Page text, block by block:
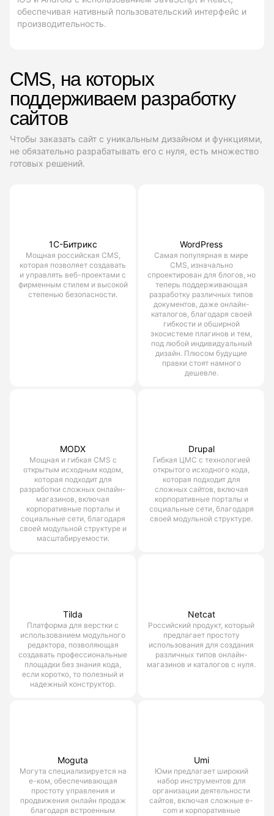
обеспечивая нативный пользовательский интерфейс и
производительность.
CMS, на которых
поддерживаем разработку
сайтов
Чтобы заказать сайт с уникальным дизайном и функциями,
не обязательно разрабатывать его с нуля, есть множество
готовых решений.
1С-Битрикс
Мощная российская CMS,
которая позволяет создавать
и управлять веб-проектами с
фирменным стилем и высокой
степенью безопасности.
WordPress
Самая популярная в мире
CMS, изначально
спроектирован для блогов, но
теперь поддерживающая
разработку различных типов
документов, даже онлайн-
каталогов, благодаря своей
гибкости и обширной
экосистеме плагинов и тем,
под любой индивидуальный
дизайн. Плюсом будущие
правки стоят намного
дешевле.
MODX
Мощная и гибкая CMS с
открытым исходным кодом,
которая подходит для
разработки сложных онлайн-
магазинов, включая
корпоративные порталы и
социальные сети, благодаря
своей модульной структуре и
масштабируемости.
Drupal
Гибкая ЦМС с технологией
открытого исходного кода,
которая подходит для
сложных сайтов, включая
корпоративные порталы и
социальные сети, благодаря
своей модульной структуре.
Tilda
Платформа для верстки с
использованием модульного
редактора, позволяющая
создавать профессиональные
площадки без знания кода,
если коротко, то полезный и
надежный конструктор.
Netcat
Российский продукт, который
предлагает простоту
использования для создания
различных типов онлайн-
магазинов и каталогов с нуля.
Moguta
Могута специализируется на
е-ком, обеспечивающая
простоту управления и
продвижения онлайн продаж
благодаря встроенным
Umi
Юми предлагает широкий
набор инструментов для
организации деятельности
сайтов, включая сложные e-
com и корпоративные